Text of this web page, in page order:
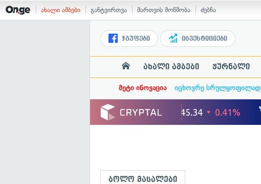
ახალი ამბები განტვირთვა მართვის მოწმობა ძებნა
ჯგუფები ინვესტიციები
ახალი ამბები ჟურნალი
მეტი ინოვაცია იცხოვრე სრულყოფილად
ბოლო მასალები